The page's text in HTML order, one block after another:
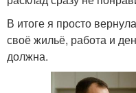
В итоге я просто
своё жильё, работа и
должна.